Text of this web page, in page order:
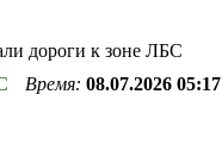
дороги к зоне ЛБС
Время: 08.07.2026 05:17